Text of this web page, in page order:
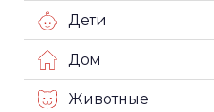
Дети
Дом
Животные